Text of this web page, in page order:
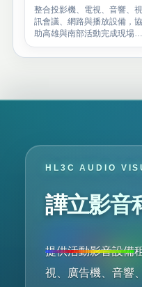
整合投影機、電視、音響、視
訊會議、網路與播放設備，協
助高雄與南部活動完成現場影
音配置。
HL3C AUDIO
譁立影音
提供活動影音設備租賃、投影機、液晶電
視、廣告機、音響